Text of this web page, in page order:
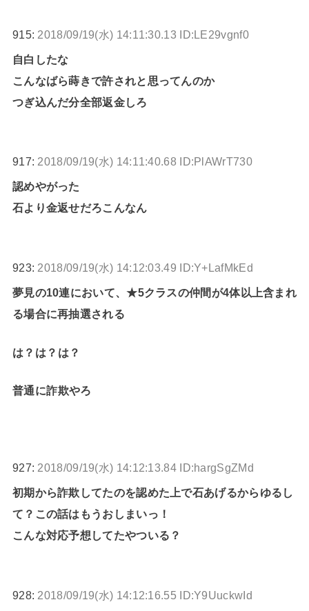
915: 2018/09/19(水) 14:11:30.13 ID:LE29vgnf0
自白したな
こんなばら蒔きで許されと思ってんのか
つぎ込んだ分全部返金しろ
917: 2018/09/19(水) 14:11:40.68 ID:PlAWrT730
認めやがった
石より金返せだろこんなん
923: 2018/09/19(水) 14:12:03.49 ID:Y+LafMkEd
夢見の10連において、★5クラスの仲間が4体以上含まれ
る場合に再抽選される
は？は？は？
普通に詐欺やろ
927: 2018/09/19(水) 14:12:13.84 ID:hargSgZMd
初期から詐欺してたのを認めた上で石あげるからゆるし
て？この話はもうおしまいっ！
こんな対応予想してたやついる？
928: 2018/09/19(水) 14:12:16.55 ID:Y9UuckwId